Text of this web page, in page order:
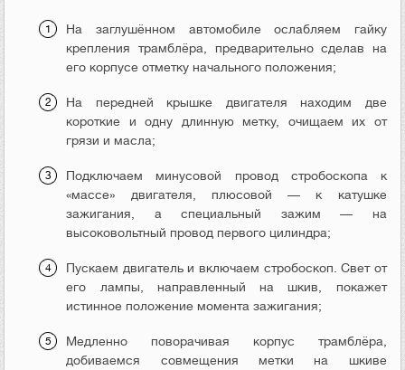
На заглушённом автомобиле ослабляем гайку
крепления трамблёра, предварительно сделав на
его корпусе отметку начального положения;
На передней крышке двигателя находим две
короткие и одну длинную метку, очищаем их от
грязи и масла;
Подключаем минусовой провод стробоскопа к
«массе» двигателя, плюсовой — к катушке
зажигания, а специальный зажим — на
высоковольтный провод первого цилиндра;
Пускаем двигатель и включаем стробоскоп. Свет от
его лампы, направленный на шкив, покажет
истинное положение момента зажигания;
Медленно поворачивая корпус трамблёра,
добиваемся совмещения метки на шкиве